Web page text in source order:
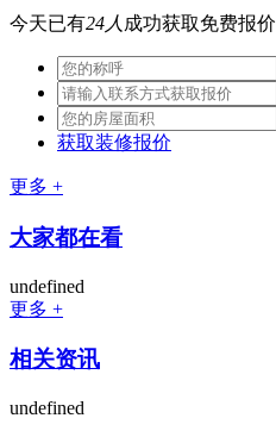
今天已有24人 成功获取免费报价
获取装修报价
更多 +
大家都在看
undefined
更多 +
相关资讯
undefined